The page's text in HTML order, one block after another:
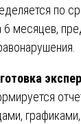
по
6 месяцев,